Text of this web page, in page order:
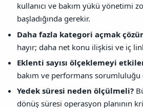
kullanıcı ve bakım yükü yönetimi
başladığında gerekir.
Daha fazla kategori açmak
hayır; daha net konu ilişkisi ve iç
Eklenti sayısı ölçeklemeyi
bakım ve performans sorumluluğu
Yedek süresi neden ölçülmeli?
dönüş süresi operasyon planının